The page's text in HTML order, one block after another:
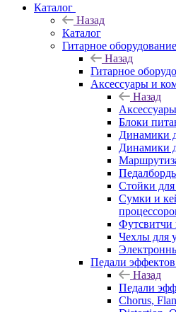
Каталог
Назад
Каталог
Гитарное оборудование
Назад
Гитарное
Аксессуары и
Назад
Блоки
Динамики
Динамики
Стойки
Сумки и
Футсвитчи
Чехлы для
Педали эффектов
Назад
Педали
Chorus,